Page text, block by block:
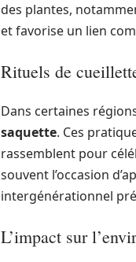
des plantes,
et favorise un lien
Rituels de
Dans certaines
saquette. Ces
rassemblent pour
souvent l’occasion
intergénérationnel
L’impact sur